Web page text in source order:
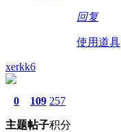
回复
使用道具
xerkk6
0
主题
109
帖子
257
积分